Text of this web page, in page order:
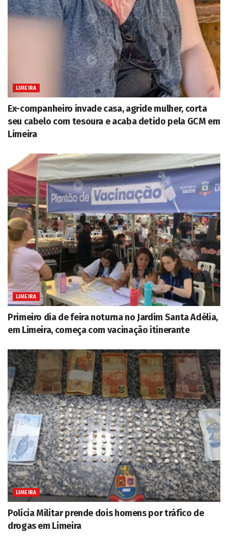
LIMEIRA
Ex-companheiro invade casa, agride mulher, corta
seu cabelo com tesoura e acaba detido pela GCM em
Limeira
LIMEIRA
Primeiro dia de feira noturna no Jardim Santa Adélia,
em Limeira, começa com vacinação itinerante
LIMEIRA
Polícia Militar prende dois homens por tráfico de
drogas em Limeira